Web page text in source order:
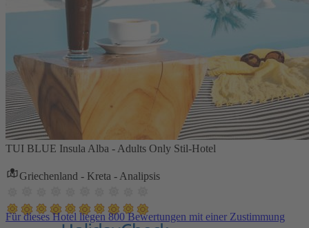
TUI BLUE Insula Alba - Adults Only Stil-Hotel
Griechenland - Kreta - Analipsis
Für dieses Hotel liegen 800 Bewertungen mit einer Zustimmung